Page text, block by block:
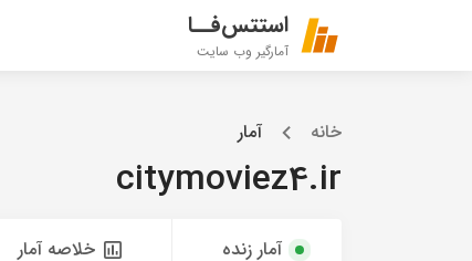
استتس‌فــا
آمارگیر وب سایت
خانه آمار
citymoviez4.ir
آمار زنده خلاصه آمار